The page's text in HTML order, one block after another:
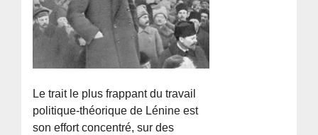
Le trait le plus frappant du travail
politique-théorique de Lénine est
son effort concentré, sur des